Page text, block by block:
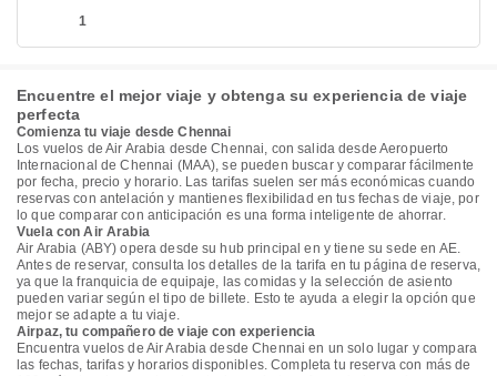
1
Encuentre el mejor viaje y obtenga su experiencia de viaje
perfecta
Comienza tu viaje desde Chennai
Los vuelos de Air Arabia desde Chennai, con salida desde Aeropuerto
Internacional de Chennai (MAA), se pueden buscar y comparar fácilmente
por fecha, precio y horario. Las tarifas suelen ser más económicas cuando
reservas con antelación y mantienes flexibilidad en tus fechas de viaje, por
lo que comparar con anticipación es una forma inteligente de ahorrar.
Vuela con Air Arabia
Air Arabia (ABY) opera desde su hub principal en y tiene su sede en AE.
Antes de reservar, consulta los detalles de la tarifa en tu página de reserva,
ya que la franquicia de equipaje, las comidas y la selección de asiento
pueden variar según el tipo de billete. Esto te ayuda a elegir la opción que
mejor se adapte a tu viaje.
Airpaz, tu compañero de viaje con experiencia
Encuentra vuelos de Air Arabia desde Chennai en un solo lugar y compara
las fechas, tarifas y horarios disponibles. Completa tu reserva con más de